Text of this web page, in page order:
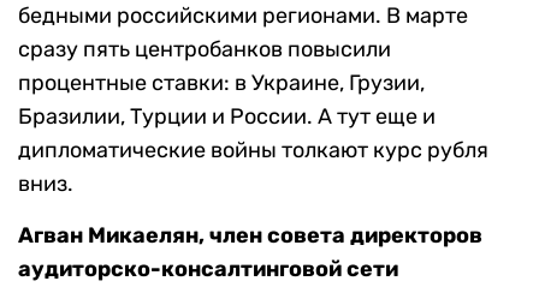
бедными российскими регионами. В марте
сразу пять центробанков повысили
процентные ставки: в Украине, Грузии,
Бразилии, Турции и России. А тут еще и
дипломатические войны толкают курс рубля
вниз.
Агван Микаелян, член совета директоров
аудиторско-консалтинговой сети